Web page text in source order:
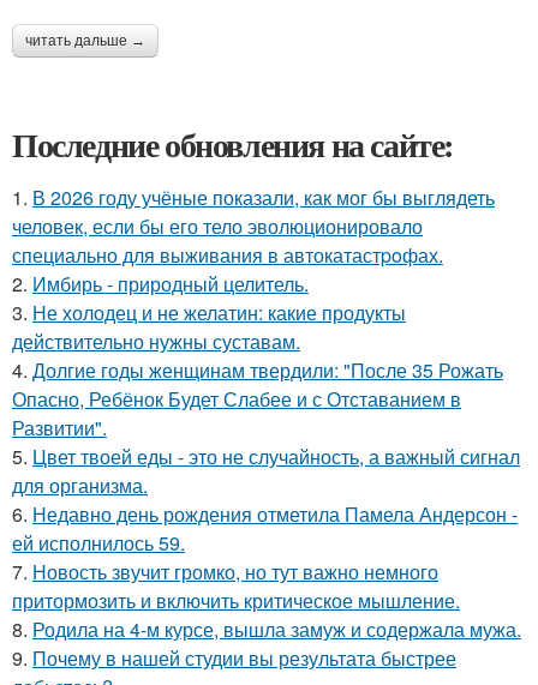
читать дальше →
Последние обновления на сайте:
1. В 2026 году учёные показали, как мог бы выглядеть
человек, если бы его тело эволюционировало
специально для выживания в автокатастpoфах.
2. Имбирь - природный целитель.
3. Не холодец и не желатин: какие продукты
действительно нужны суставам.
4. Долгие годы женщинам твердили: "После 35 Рожать
Опасно, Ребёнок Будет Слабее и с Отставанием в
Развитии".
5. Цвет твоей еды - это не случайность, а важный сигнал
для организма.
6. Недавно день рождения отметила Памела Андерсон -
ей исполнилось 59.
7. Новость звучит громко, но тут важно немного
притормозить и включить критическое мышление.
8. Родила на 4-м курсе, вышла замуж и содержала мужа.
9. Почему в нашей студии вы результата быстрее